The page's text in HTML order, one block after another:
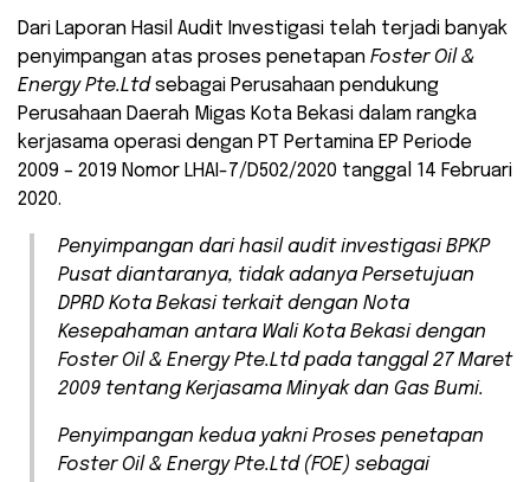
Dari Laporan Hasil Audit Investigasi telah terjadi banyak
penyimpangan atas proses penetapan Foster Oil &
Energy Pte.Ltdsebagai Perusahaan pendukung
Perusahaan Daerah Migas Kota Bekasi dalam rangka
kerjasama operasi dengan PT Pertamina EP Periode
2009 – 2019 Nomor LHAI-7/D502/2020 tanggal 14 Februari
2020.
Penyimpangan dari hasil audit investigasi BPKP
Pusat diantaranya, tidak adanya Persetujuan
DPRD Kota Bekasi terkait dengan Nota
Kesepahaman antara Wali Kota Bekasi dengan
Foster Oil & Energy Pte.Ltdpada tanggal 27 Maret
2009 tentang Kerjasama Minyak dan Gas Bumi.
Penyimpangan kedua yakni Proses penetapan
Foster Oil & Energy Pte.Ltd(FOE) sebagai